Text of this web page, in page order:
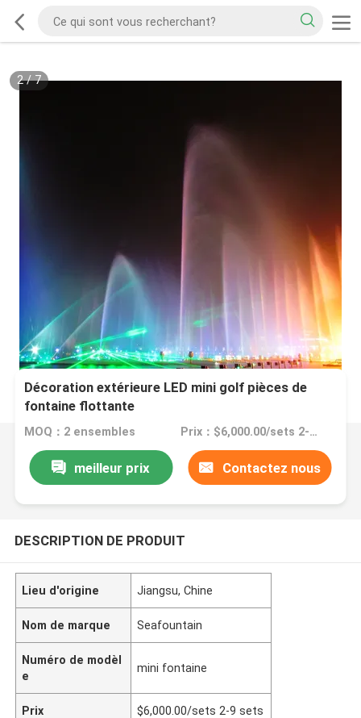
2/7
Décoration extérieure LED mini golf pièces de
fontaine flottante
MOQ：2 ensembles Prix：$6,000.00/sets 2-9 sets
meilleur prix Contactez nous
DESCRIPTION DE PRODUIT
Lieu d'origine Jiangsu, Chine
Nom de marque Seafountain
Numéro de modèl
e
mini fontaine
Prix $6,000.00/sets 2-9 sets